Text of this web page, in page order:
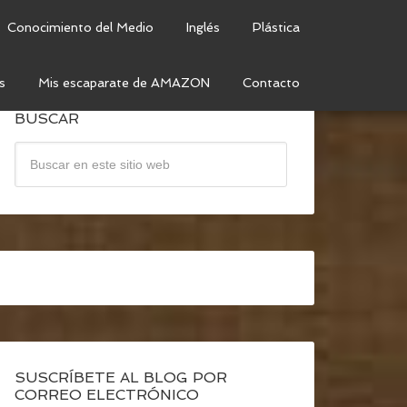
Conocimiento del Medio Inglés Plástica
Mis escaparate de AMAZON Contacto
BUSCAR
SUSCRÍBETE AL BLOG POR
CORREO ELECTRÓNICO